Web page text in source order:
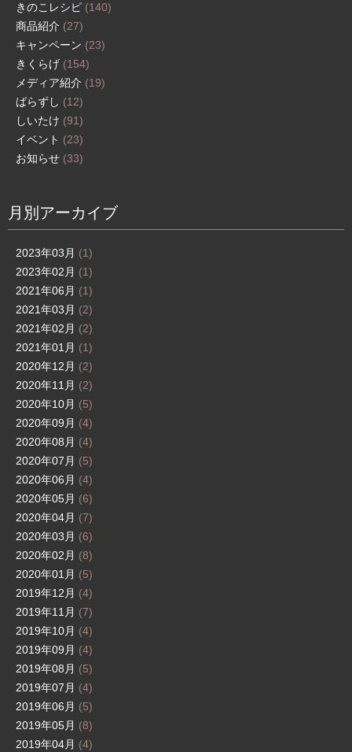
きのこレシピ (140)
商品紹介 (27)
キャンペーン (23)
きくらげ (154)
メディア紹介 (19)
ばらずし (12)
しいたけ (91)
イベント (23)
お知らせ (33)
月別アーカイブ
2023年03月 (1)
2023年02月 (1)
2021年06月 (1)
2021年03月 (2)
2021年02月 (2)
2021年01月 (1)
2020年12月 (2)
2020年11月 (2)
2020年10月 (5)
2020年09月 (4)
2020年08月 (4)
2020年07月 (5)
2020年06月 (4)
2020年05月 (6)
2020年04月 (7)
2020年03月 (6)
2020年02月 (8)
2020年01月 (5)
2019年12月 (4)
2019年11月 (7)
2019年10月 (4)
2019年09月 (4)
2019年08月 (5)
2019年07月 (4)
2019年06月 (5)
2019年05月 (8)
2019年04月 (4)